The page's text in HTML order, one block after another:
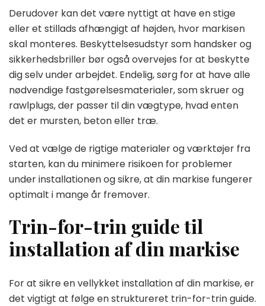
Derudover kan det være nyttigt at have en stige
eller et stillads afhængigt af højden, hvor markisen
skal monteres. Beskyttelsesudstyr som handsker og
sikkerhedsbriller bør også overvejes for at beskytte
dig selv under arbejdet. Endelig, sørg for at have alle
nødvendige fastgørelsesmaterialer, som skruer og
rawlplugs, der passer til din vægtype, hvad enten
det er mursten, beton eller træ.
Ved at vælge de rigtige materialer og værktøjer fra
starten, kan du minimere risikoen for problemer
under installationen og sikre, at din markise fungerer
optimalt i mange år fremover.
Trin-for-trin guide til
installation af din markise
For at sikre en vellykket installation af din markise, er
det vigtigt at følge en struktureret trin-for-trin guide.